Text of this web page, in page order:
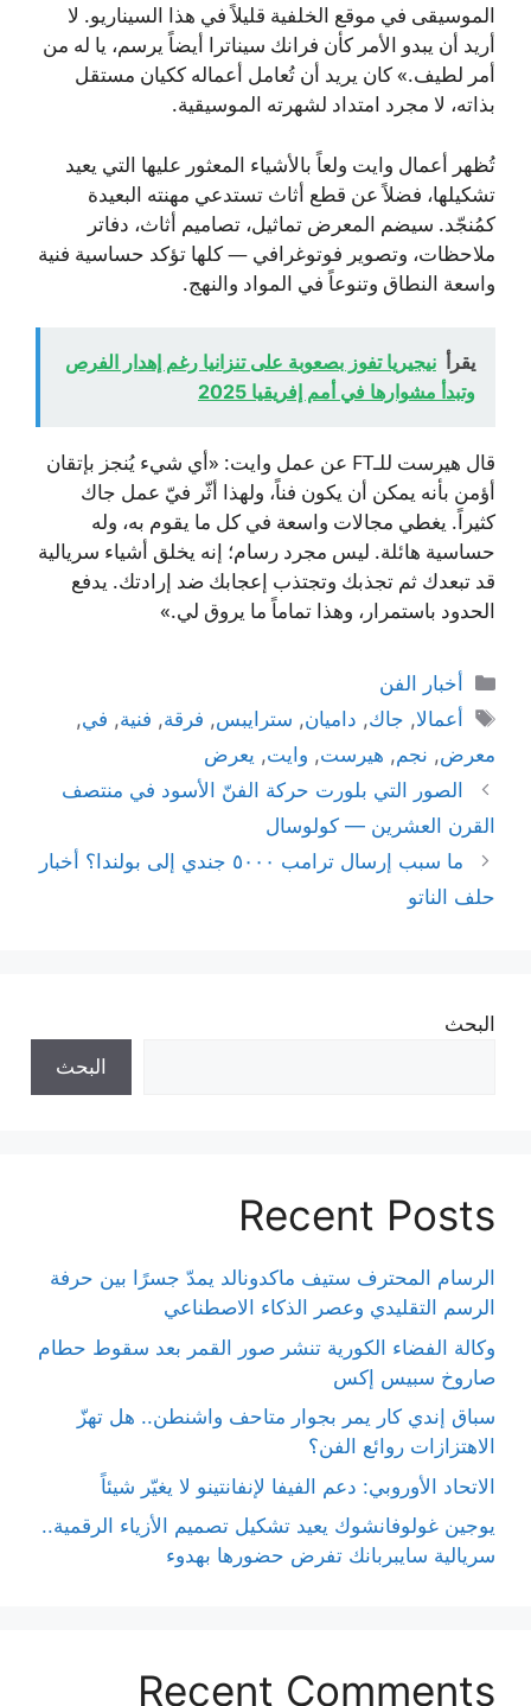
الموسيقى في موقع الخلفية قليلاً في هذا السيناريو. لا
أريد أن يبدو الأمر كأن فرانك سيناترا أيضاً يرسم، يا له من
أمر لطيف.» كان يريد أن تُعامل أعماله ككيان مستقل
بذاته، لا مجرد امتداد لشهرته الموسيقية.
تُظهر أعمال وايت ولعاً بالأشياء المعثور عليها التي يعيد
تشكيلها، فضلاً عن قطع أثاث تستدعي مهنته البعيدة
كمُنجّد. سيضم المعرض تماثيل، تصاميم أثاث، دفاتر
ملاحظات، وتصوير فوتوغرافي — كلها تؤكد حساسية فنية
واسعة النطاق وتنوعاً في المواد والنهج.
يقرأ نيجيريا تفوز بصعوبة على تنزانيا رغم إهدار الفرص
وتبدأ مشوارها في أمم إفريقيا 2025
قال هيرست للـFT عن عمل وايت: «أي شيء يُنجز بإتقان
أؤمن بأنه يمكن أن يكون فناً، ولهذا أثّر فيّ عمل جاك
كثيراً. يغطي مجالات واسعة في كل ما يقوم به، وله
حساسية هائلة. ليس مجرد رسام؛ إنه يخلق أشياء سريالية
قد تبعدك ثم تجذبك وتجتذب إعجابك ضد إرادتك. يدفع
الحدود باستمرار، وهذا تماماً ما يروق لي.»
التصنيفات
أخبار الفن
الوسوم
أعمالا, جاك, داميان, سترايبس, فرقة, فنية, في,
معرض, نجم, هيرست, وايت, يعرض
الصور التي بلورت حركة الفنّ الأسود في منتصف
القرن العشرين — كولوسال
ما سبب إرسال ترامب ٥٠٠٠ جندي إلى بولندا؟ أخبار
حلف الناتو
البحث
البحث
Recent Posts
الرسام المحترف ستيف ماكدونالد يمدّ جسرًا بين حرفة
الرسم التقليدي وعصر الذكاء الاصطناعي
وكالة الفضاء الكورية تنشر صور القمر بعد سقوط حطام
صاروخ سبيس إكس
سباق إندي كار يمر بجوار متاحف واشنطن.. هل تهزّ
الاهتزازات روائع الفن؟
الاتحاد الأوروبي: دعم الفيفا لإنفانتينو لا يغيّر شيئاً
يوجين غولوفانشوك يعيد تشكيل تصميم الأزياء الرقمية..
سريالية سايبربانك تفرض حضورها بهدوء
Recent Comments